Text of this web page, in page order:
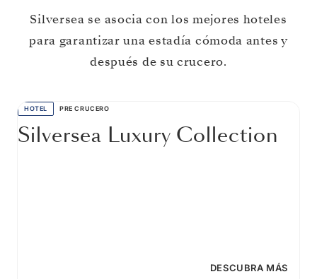
Silversea se asocia con los mejores hoteles
para garantizar una estadía cómoda antes y
después de su crucero.
HOTEL PRE CRUCERO
Silversea Luxury Collection
DESCUBRA MÁS